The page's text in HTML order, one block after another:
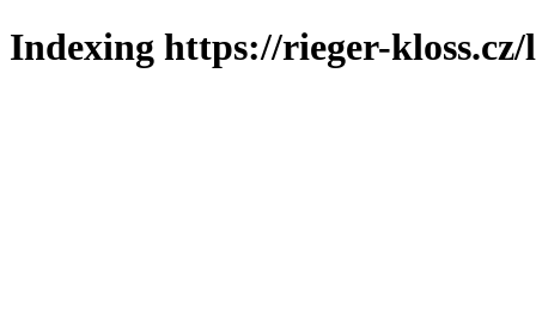
Indexing https://rieger-